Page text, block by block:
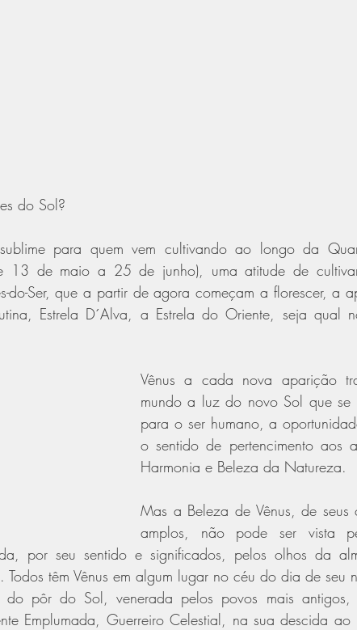
do Sol?
para quem vem cultivando ao longo da
13 de maio a 25 de junho), uma atitude de
do-Ser, que a partir de agora começam a florescer, a
Estrela D´Alva, a Estrela do Oriente, seja qual
Vênus a cada nova aparição
mundo a luz do novo Sol que se
para o ser humano, a
o sentido de pertencimento aos
Harmonia e Beleza da Natureza.
Mas a Beleza de Vênus, de seus
amplos, não pode ser vista
por seu sentido e significados, pelos olhos da
têm Vênus em algum lugar no céu do dia de seu
do pôr do Sol, venerada pelos povos mais
Emplumada, Guerreiro Celestial, na sua descida ao